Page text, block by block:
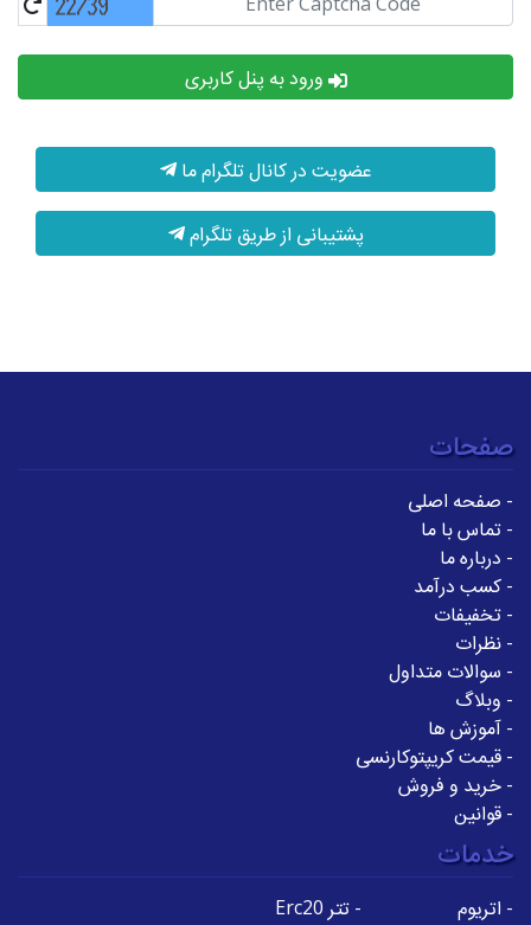
عضویت در کانال تلگرام ما
پشتیبانی از طریق تلگرام
صفحات
- صفحه اصلی
- تماس با ما
- درباره ما
- کسب درآمد
- تخفیفات
- نظرات
- سوالات متداول
- وبلاگ
- آموزش ها
- قیمت کریپتوکارنسی
- خرید و فروش
- قوانین
خدمات
- اتریوم
- تتر Erc20